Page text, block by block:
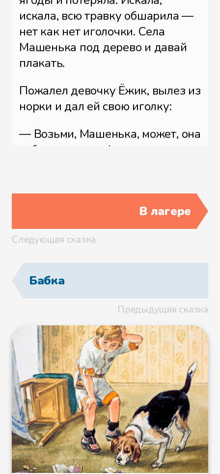
искала, всю травку обшарила —
нет как нет иголочки. Села
Машенька под дерево и давай
плакать.
Пожалел девочку Ёжик, вылез из
норки и дал ей свою иголку:
— Возьми, Машенька, может, она
тебе пригодится!
иголочку, а сама подумала: «Не
И снова давай плакать.
Увидела её слезы высокая
старая Сосна — бросила ей свою
иголку:
— Возьми, Машенька, может, она
тебе пригодится!
Взяла Машенька, поклонилась
Сосне низко и пошла по лесу.
Идёт, слезы утирает, а сама
думает: «Не такая эта иголочка,
моя лучше была».
В лагере
Следующая сказка
Бабка
Предыдущая сказка